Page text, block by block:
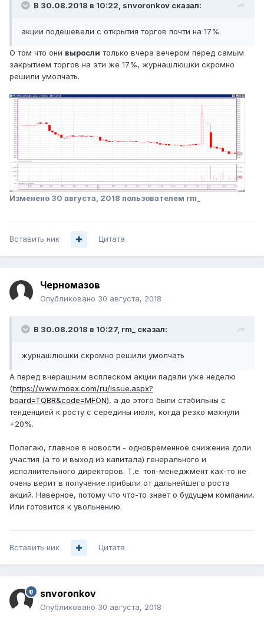
В 30.08.2018 в 10:22, snvoronkov сказал:
акции подешевели с открытия торгов почти на 17%
О том что они выросли только вчера вечером перед самым
закрытием торгов на эти же 17%, журнашлюшки скромно
решили умолчать.
Изменено 30 августа, 2018 пользователем rm_
Вставить ник Цитата
Черномазов
Опубликовано 30 августа, 2018
В 30.08.2018 в 10:27, rm_ сказал:
журнашлюшки скромно решили умолчать
А перед вчерашним всплеском акции падали уже неделю
(https://www.moex.com/ru/issue.aspx?
board=TQBR&code=MFON), а до этого были стабильны с
тенденцией к росту с середины июля, когда резко махнули
+20%.
Полагаю, главное в новости - одновременное снижение доли
участия (а то и выход из капитала) генерального и
исполнительного директоров. Т.е. топ-менеджмент как-то не
очень верит в получение прибыли от дальнейшего роста
акций. Наверное, потому что что-то знает о будущем компании.
Или готовится к увольнению.
Вставить ник Цитата
snvoronkov
Опубликовано 30 августа, 2018